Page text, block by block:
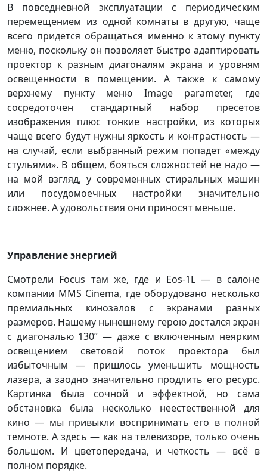
В повседневной эксплуатации с периодическим
перемещением из одной комнаты в другую, чаще
всего придется обращаться именно к этому пункту
меню, поскольку он позволяет быстро адаптировать
проектор к разным диагоналям экрана и уровням
освещенности в помещении. А также к самому
верхнему пункту меню Image parameter, где
сосредоточен стандартный набор пресетов
изображения плюс тонкие настройки, из которых
чаще всего будут нужны яркость и контрастность —
на случай, если выбранный режим попадет «между
стульями». В общем, бояться сложностей не надо —
на мой взгляд, у современных стиральных машин
или посудомоечных настройки значительно
сложнее. А удовольствия они приносят меньше.
Управление энергией
Смотрели Focus там же, где и Eos-1L — в салоне
компании MMS Cinema, где оборудовано несколько
премиальных кинозалов с экранами разных
размеров. Нашему нынешнему герою достался экран
с диагональю 130” — даже с включенным неярким
освещением световой поток проектора был
избыточным — пришлось уменьшить мощность
лазера, а заодно значительно продлить его ресурс.
Картинка была сочной и эффектной, но сама
обстановка была несколько неестественной для
кино — мы привыкли воспринимать его в полной
темноте. А здесь — как на телевизоре, только очень
большом. И цветопередача, и четкость — всё в
полном порядке.